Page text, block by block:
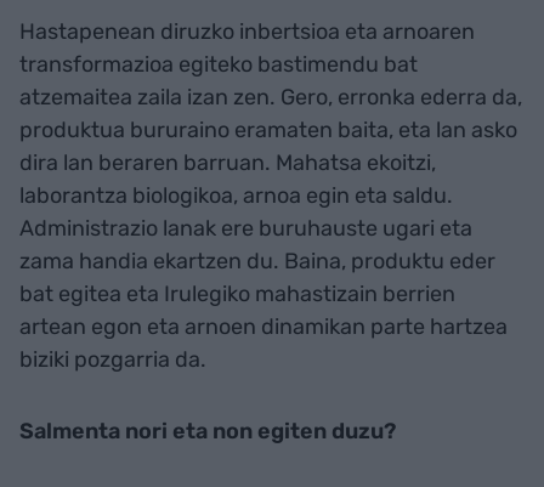
Hastapenean diruzko inbertsioa eta arnoaren
transformazioa egiteko bastimendu bat
atzemaitea zaila izan zen. Gero, erronka ederra da,
produktua bururaino eramaten baita, eta lan asko
dira lan beraren barruan. Mahatsa ekoitzi,
laborantza biologikoa, arnoa egin eta saldu.
Administrazio lanak ere buruhauste ugari eta
zama handia ekartzen du. Baina, produktu eder
bat egitea eta Irulegiko mahastizain berrien
artean egon eta arnoen dinamikan parte hartzea
biziki pozgarria da.
Salmenta nori eta non egiten duzu?